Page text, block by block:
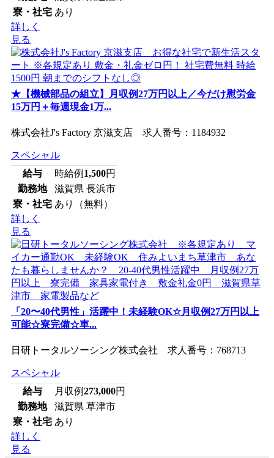
寮・社宅 あり
詳しく
見る
★【機械部品の組立】月収例27万円以上／今だけ慰労金
15万円＋毎週現金1万...
株式会社J's Factory 京滋支店 求人番号：1184932
スペシャル
給与
時給例 1,500円
勤務地
滋賀県 長浜市
寮・社宅 あり（無料）
詳しく
見る
「20〜40代男性」活躍中！未経験OK☆月収例27万円以上
可能☆寮完備☆車...
日研トータルソーシング株式会社 求人番号：768713
スペシャル
給与
月収例273,000円
勤務地
滋賀県 草津市
寮・社宅 あり
詳しく
見る